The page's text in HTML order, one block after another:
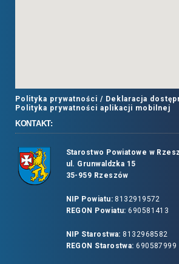
Polityka prywatności / Deklaracja
Polityka prywatności aplikacji mobilnej
KONTAKT:
Starostwo Powiatowe w
ul. Grunwaldzka 15
35-959 Rzeszów
NIP Powiatu:8132919572
REGON Powiatu: 690581413
NIP Starostwa: 8132968582
REGON Starostwa: 690587999